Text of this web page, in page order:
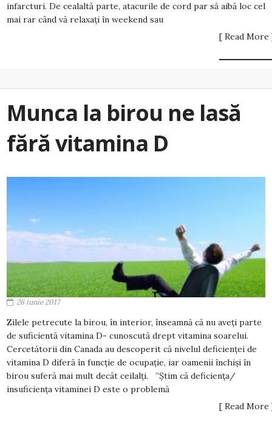
infarcturi. De cealaltă parte, atacurile de cord par să aibă loc cel
mai rar când vă relaxați în weekend sau
[ Read More
Munca la birou ne lasă
fără vitamina D
26 iunie 2017
Zilele petrecute la birou, în interior, înseamnă că nu aveți parte
de suficientă vitamina D- cunoscută drept vitamina soarelui.
Cercetătorii din Canada au descoperit că nivelul deficienței de
vitamina D diferă în funcție de ocupație, iar oamenii închiși în
birou suferă mai mult decât ceilalți. ”Știm că deficiența/
insuficiența vitaminei D este o problemă
[ Read More